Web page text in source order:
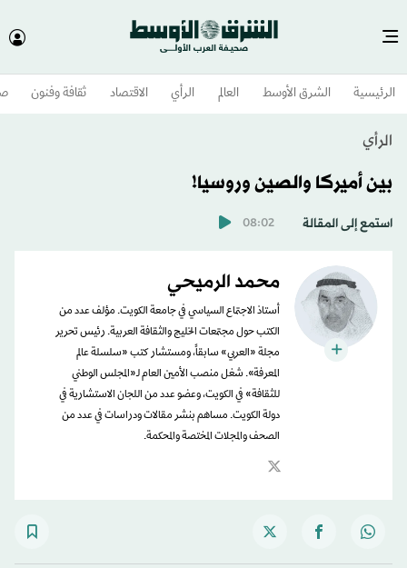
الرئيسية الشرق الأوسط​ العالم الرأي الاقتصاد ثقافة وفنون
الرأي
بين أميركا والصين وروسيا!
استمع إلى المقالة 08:02
محمد الرميحي
أستاذ الاجتماع السياسي في جامعة الكويت. مؤلف عدد من
الكتب حول مجتمعات الخليج والثقافة العربية. رئيس تحرير
مجلة «العربي» سابقاً، ومستشار كتب «سلسلة عالم
المعرفة». شغل منصب الأمين العام لـ«المجلس الوطني
للثقافة» في الكويت، وعضو عدد من اللجان الاستشارية في
دولة الكويت. مساهم بنشر مقالات ودراسات في عدد من
الصحف والمجلات المختصة والمحكمة.